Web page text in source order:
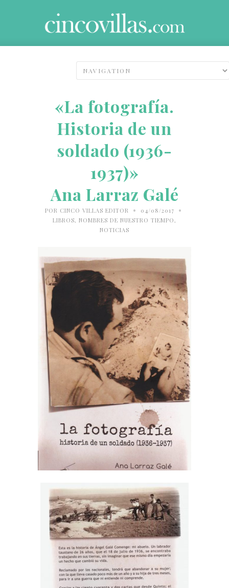
«La fotografía.
Historia de un
soldado (1936-
1937)»
Ana Larraz Galé
POR CINCO VILLAS EDITOR • 04/08/2017 •
LIBROS, NOMBRES DE NUESTRO TIEMPO ,
NOTICIAS